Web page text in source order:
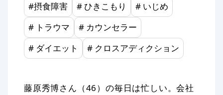
#摂食障害 #ひきこもり # いじめ
# トラウマ # カウンセラー
# ダイエット # クロスアディクション
藤原秀博さん（46）の毎日は忙しい。会社